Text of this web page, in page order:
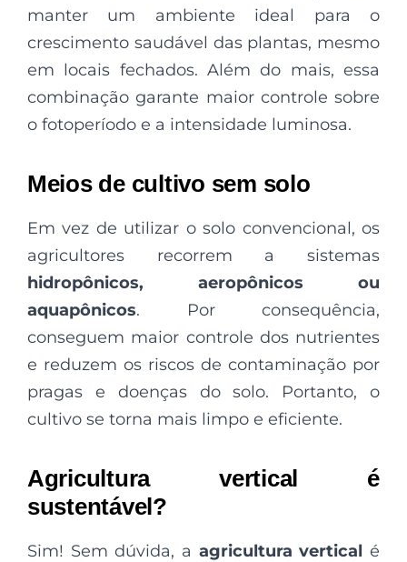
manter um ambiente ideal para o
crescimento saudável das plantas, mesmo
em locais fechados. Além do mais, essa
combinação garante maior controle sobre
o fotoperíodo e a intensidade luminosa.
Meios de cultivo sem solo
Em vez de utilizar o solo convencional, os
agricultores recorrem a sistemas
hidropônicos, aeropônicos ou
aquapônicos. Por consequência,
conseguem maior controle dos nutrientes
e reduzem os riscos de contaminação por
pragas e doenças do solo. Portanto, o
cultivo se torna mais limpo e eficiente.
Agricultura vertical é
sustentável?
Sim! Sem dúvida, a agricultura vertical é